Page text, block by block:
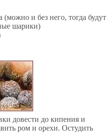
и без него, тогда будут
шарики)
довести до кипения и
ром и орехи. Остудить